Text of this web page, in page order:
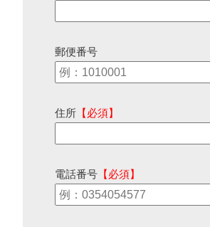
郵便番号
住所 【必須】
電話番号 【必須】